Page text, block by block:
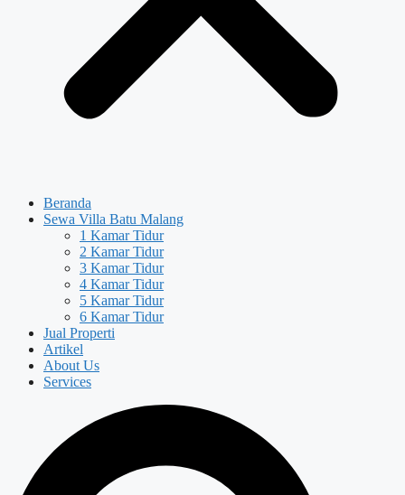
Beranda
Sewa Villa Batu Malang
1 Kamar Tidur
2 Kamar Tidur
3 Kamar Tidur
4 Kamar Tidur
5 Kamar Tidur
6 Kamar Tidur
Jual Properti
Artikel
About Us
Services